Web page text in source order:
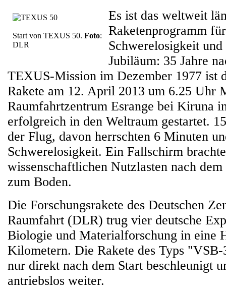
Start von TEXUS 50. Foto:
DLR
Es ist das weltweit
Raketenprogramm
Schwerelosigkeit
Jubiläum: 35 Jahre
TEXUS-Mission im Dezember 1977 ist
Rakete am 12. April 2013 um 6.25 Uhr
Raumfahrtzentrum Esrange bei Kiruna
erfolgreich in den Weltraum gestartet.
der Flug, davon herrschten 6 Minuten
Schwerelosigkeit. Ein Fallschirm
wissenschaftlichen Nutzlasten nach
zum Boden.
Die Forschungsrakete des Deutschen
Raumfahrt (DLR) trug vier deutsche
Biologie und Materialforschung in eine
Kilometern. Die Rakete des Typs
nur direkt nach dem Start beschleunigt
antriebslos weiter.